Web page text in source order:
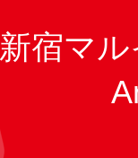
新宿マル